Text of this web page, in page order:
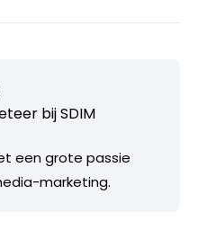
bijSDIM
een grote passie
marketing.